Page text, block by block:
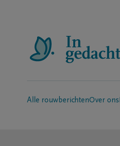
Alle rouwberichtenOver ons